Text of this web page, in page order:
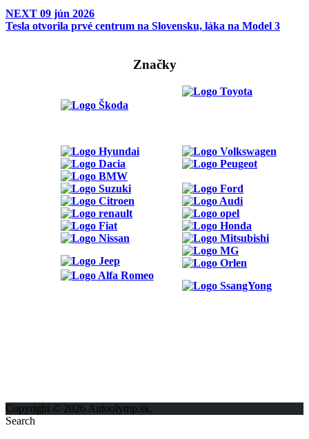
NEXT 09 jún 2026
Tesla otvorila prvé centrum na Slovensku, láka na Model 3
Značky
Copyright © 2026 Autoolymp.sk.
Search